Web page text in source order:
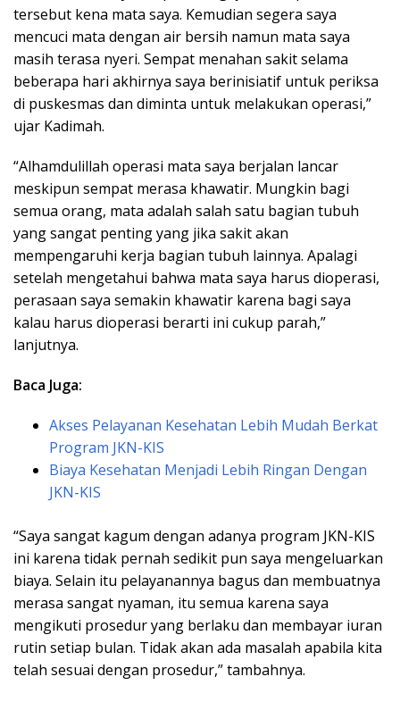
tersebut kena mata saya. Kemudian segera saya
mencuci mata dengan air bersih namun mata saya
masih terasa nyeri. Sempat menahan sakit selama
beberapa hari akhirnya saya berinisiatif untuk periksa
di puskesmas dan diminta untuk melakukan operasi,”
ujar Kadimah.
“Alhamdulillah operasi mata saya berjalan lancar
meskipun sempat merasa khawatir. Mungkin bagi
semua orang, mata adalah salah satu bagian tubuh
yang sangat penting yang jika sakit akan
mempengaruhi kerja bagian tubuh lainnya. Apalagi
setelah mengetahui bahwa mata saya harus dioperasi,
perasaan saya semakin khawatir karena bagi saya
kalau harus dioperasi berarti ini cukup parah,”
lanjutnya.
Baca Juga:
Akses Pelayanan Kesehatan Lebih Mudah Berkat
Program JKN-KIS
Biaya Kesehatan Menjadi Lebih Ringan Dengan
JKN-KIS
“Saya sangat kagum dengan adanya program JKN-KIS
ini karena tidak pernah sedikit pun saya mengeluarkan
biaya. Selain itu pelayanannya bagus dan membuatnya
merasa sangat nyaman, itu semua karena saya
mengikuti prosedur yang berlaku dan membayar iuran
rutin setiap bulan. Tidak akan ada masalah apabila kita
telah sesuai dengan prosedur,” tambahnya.